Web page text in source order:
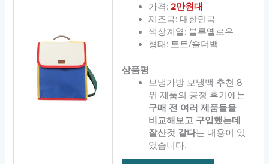
가격: 2만원대
제조국: 대한민국
색상계열: 블루옐로우
형태: 토트/숄더백
상품평
보냉가방 보냉백 추천 8
위 제품의 긍정 후기에는
구매 전 여러 제품들을
비교해보고 구입했는데
잘산것 같다는 내용이 있
었습니다.